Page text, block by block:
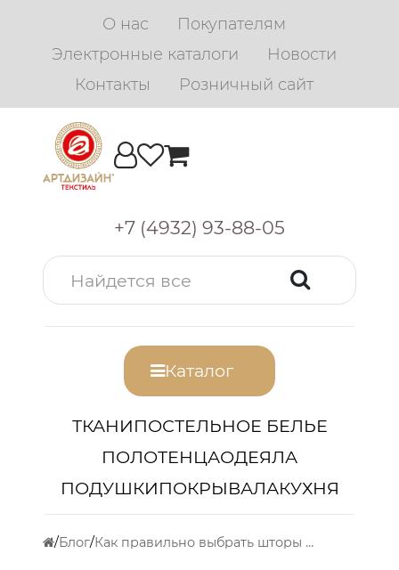
О нас
Покупателям
Электронные каталоги
Новости
Контакты
Розничный сайт
+7 (4932) 93-88-05
Каталог
ТКАНИПОСТЕЛЬНОЕ БЕЛЬЕ
ПОЛОТЕНЦАОДЕЯЛА
ПОДУШКИПОКРЫВАЛАКУХНЯ
Блог Как правильно выбрать шторы на окна?